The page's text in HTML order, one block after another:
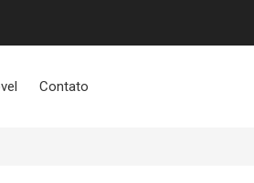
Contato